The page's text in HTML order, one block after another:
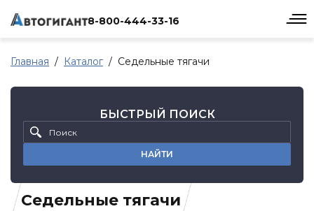
8-800-444-33-16
Главная Каталог Седельные тягачи
Седельные тягачи
БЫСТРЫЙ ПОИСК
НАЙТИ